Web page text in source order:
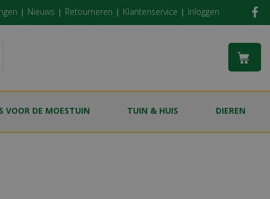
Nieuws Retourneren Klantenservice Inloggen
VOOR DE MOESTUIN TUIN & HUIS DIEREN